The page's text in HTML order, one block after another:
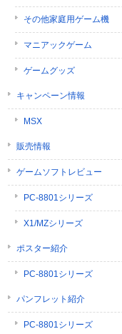
その他家庭用ゲーム機
マニアックゲーム
ゲームグッズ
キャンペーン情報
MSX
販売情報
ゲームソフトレビュー
PC-8801シリーズ
X1/MZシリーズ
ポスター紹介
PC-8801シリーズ
パンフレット紹介
PC-8801シリーズ